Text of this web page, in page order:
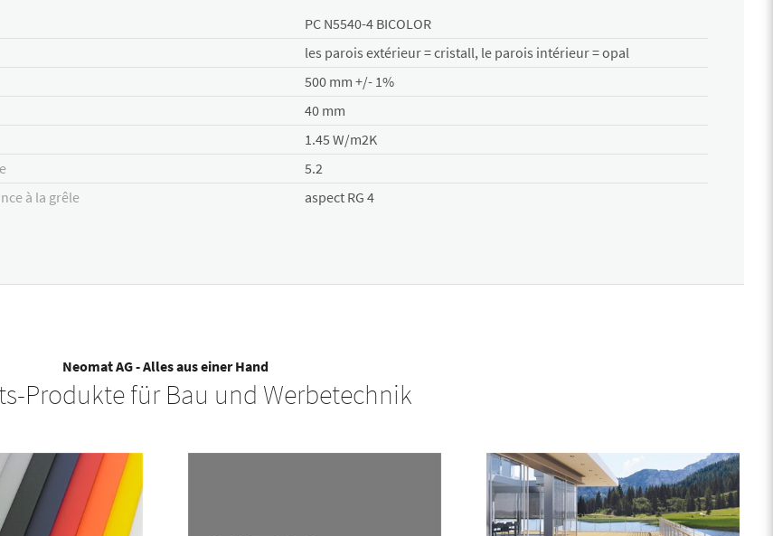
PC N5540-4 BICOLOR
les parois extérieur = cristall, le parois intérieur = opal
500 mm +/- 1%
40 mm
1.45 W/m2K
5.2
à la grêle
aspect RG 4
Neomat AG - Alles aus einer Hand
Produkte für Bau und Werbetechnik